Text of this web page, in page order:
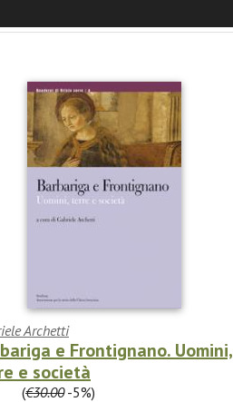
Archetti
e Frontignano. Uomini,
e società
(€30.00-5%)